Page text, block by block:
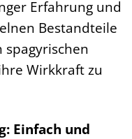
Erfahrung und
Bestandteile
Wirkkraft zu
Einfach und